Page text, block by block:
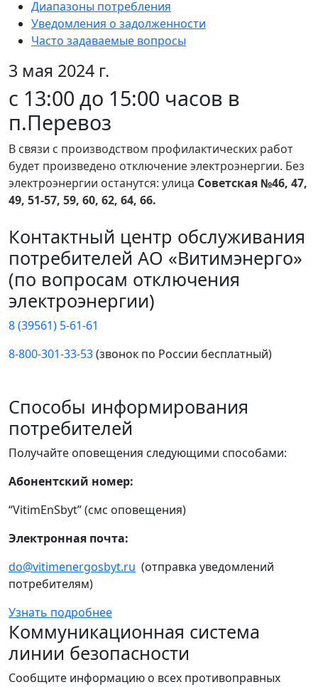
Диапазоны потребления
Уведомления о задолженности
Часто задаваемые вопросы
3 мая 2024 г.
с 13:00 до 15:00 часов в
п.Перевоз
В связи с производством профилактических работ
будет произведено отключение электроэнергии. Без
электроэнергии останутся: улица Советская №46, 47,
49, 51-57, 59, 60, 62, 64, 66.
Контактный центр обслуживания
потребителей АО «Витимэнерго»
(по вопросам отключения
электроэнергии)
8 (39561) 5-61-61
8-800-301-33-53(звонок по России бесплатный)
Способы информирования
потребителей
Получайте оповещения следующими способами:
Абонентский номер:
“VitimEnSbyt” (смс оповещения)
Электронная почта:
do@vitimenergosbyt.ru (отправка уведомлений
потребителям)
Узнать подробнее
Коммуникационная система
линии безопасности
Сообщите информацию о всех противоправных